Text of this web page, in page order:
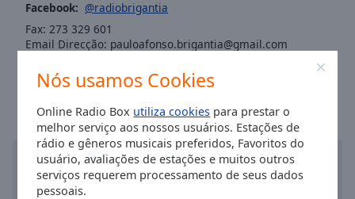
Nós usamos Cookies
Online Radio Box utiliza cookies para prestar o
melhor serviço aos nossos usuários. Estações de
rádio e gêneros musicais preferidos, Favoritos do
usuário, avaliações de estações e muitos outros
serviços requerem processamento de seus dados
pessoais.
Area
Background
Color
Opacity
Facebook: @radiobrigantia
Fax: 273 329 601
Email Direcção: pauloafonso.brigantia@gmail.com